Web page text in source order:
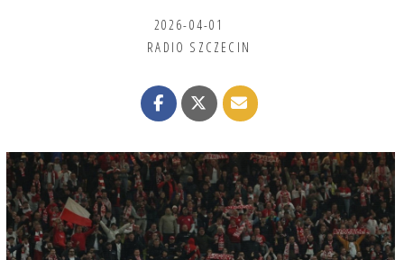
2026-04-01
RADIO SZCZECIN